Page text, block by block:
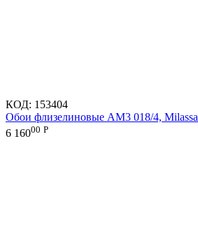
КОД: 153404
Обои флизелиновые AM3 018/4, Milassa
6 16000 Р